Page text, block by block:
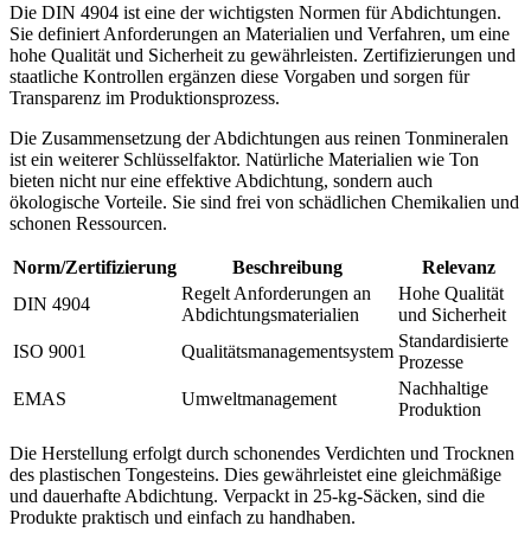
Die DIN 4904 ist eine der wichtigsten Normen für Abdichtungen.
Sie definiert Anforderungen an Materialien und Verfahren, um eine
hohe Qualität und Sicherheit zu gewährleisten. Zertifizierungen und
staatliche Kontrollen ergänzen diese Vorgaben und sorgen für
Transparenz im Produktionsprozess.
Die Zusammensetzung der Abdichtungen aus reinen Tonmineralen
ist ein weiterer Schlüsselfaktor. Natürliche Materialien wie Ton
bieten nicht nur eine effektive Abdichtung, sondern auch
ökologische Vorteile. Sie sind frei von schädlichen Chemikalien und
schonen Ressourcen.
Norm/Zertifizierung Beschreibung
Relevanz
DIN 4904
Regelt Anforderungen an
Abdichtungsmaterialien
Hohe Qualität
und Sicherheit
ISO 9001
Qualitätsmanagementsystem
Standardisierte
Prozesse
EMAS
Umweltmanagement
Nachhaltige
Produktion
Die Herstellung erfolgt durch schonendes Verdichten und Trocknen
des plastischen Tongesteins. Dies gewährleistet eine gleichmäßige
und dauerhafte Abdichtung. Verpackt in 25-kg-Säcken, sind die
Produkte praktisch und einfach zu handhaben.